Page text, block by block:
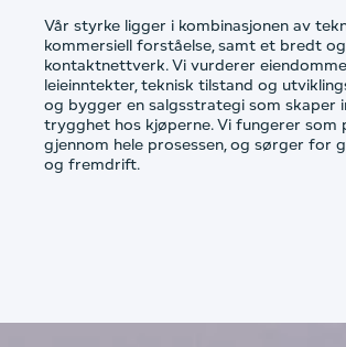
Vår styrke ligger i kombinasjonen av
kommersiell forståelse, samt et bredt
kontaktnettverk. Vi vurderer
leieinntekter, teknisk tilstand og
og bygger en salgsstrategi som skaper
trygghet hos kjøperne. Vi fungerer som
gjennom hele prosessen, og sørger for
og fremdrift.